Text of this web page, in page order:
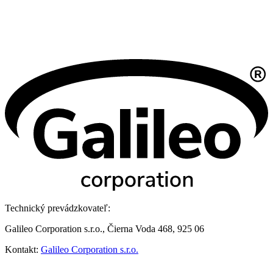
Technický prevádzkovateľ:
Galileo Corporation s.r.o., Čierna Voda 468, 925 06
Kontakt: Galileo Corporation s.r.o.